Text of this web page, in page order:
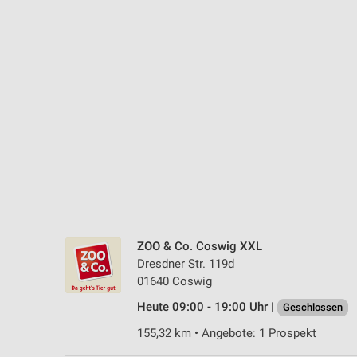
ZOO & Co. Coswig XXL
Dresdner Str. 119d
01640 Coswig
Heute 09:00 - 19:00 Uhr |
Geschlossen
155,32 km • Angebote: 1 Prospekt
Notwendig
Performance